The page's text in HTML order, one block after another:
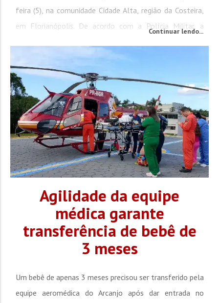
feira (5), na comunidade Cidade Alta, região da Costeira,
em Florianópolis. De acordo com a Polícia Militar, a
conhecida pelo intenso...
Continuar lendo...
Agilidade da equipe
médica garante
transferência de bebê de
3 meses
Um bebê de apenas 3 meses precisou ser transferido pela
equipe aeromédica do Arcanjo após dar entrada no